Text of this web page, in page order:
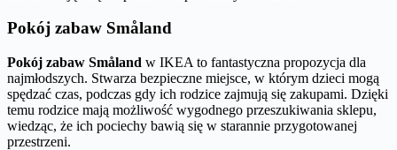
Pokój zabaw Småland
Pokój zabaw Småland w IKEA to fantastyczna propozycja dla
najmłodszych. Stwarza bezpieczne miejsce, w którym dzieci mogą
spędzać czas, podczas gdy ich rodzice zajmują się zakupami. Dzięki
temu rodzice mają możliwość wygodnego przeszukiwania sklepu,
wiedząc, że ich pociechy bawią się w starannie przygotowanej
przestrzeni.